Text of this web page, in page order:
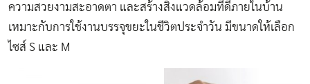
ความสวยงามสะอาดตา และสร้างสิ่งแวดล้อมที่ดีภายในบ้าน
เหมาะกับการใช้งานบรรจุขยะในชีวิตประจำวัน มีขนาดให้เลือก
ไซส์ S และ M